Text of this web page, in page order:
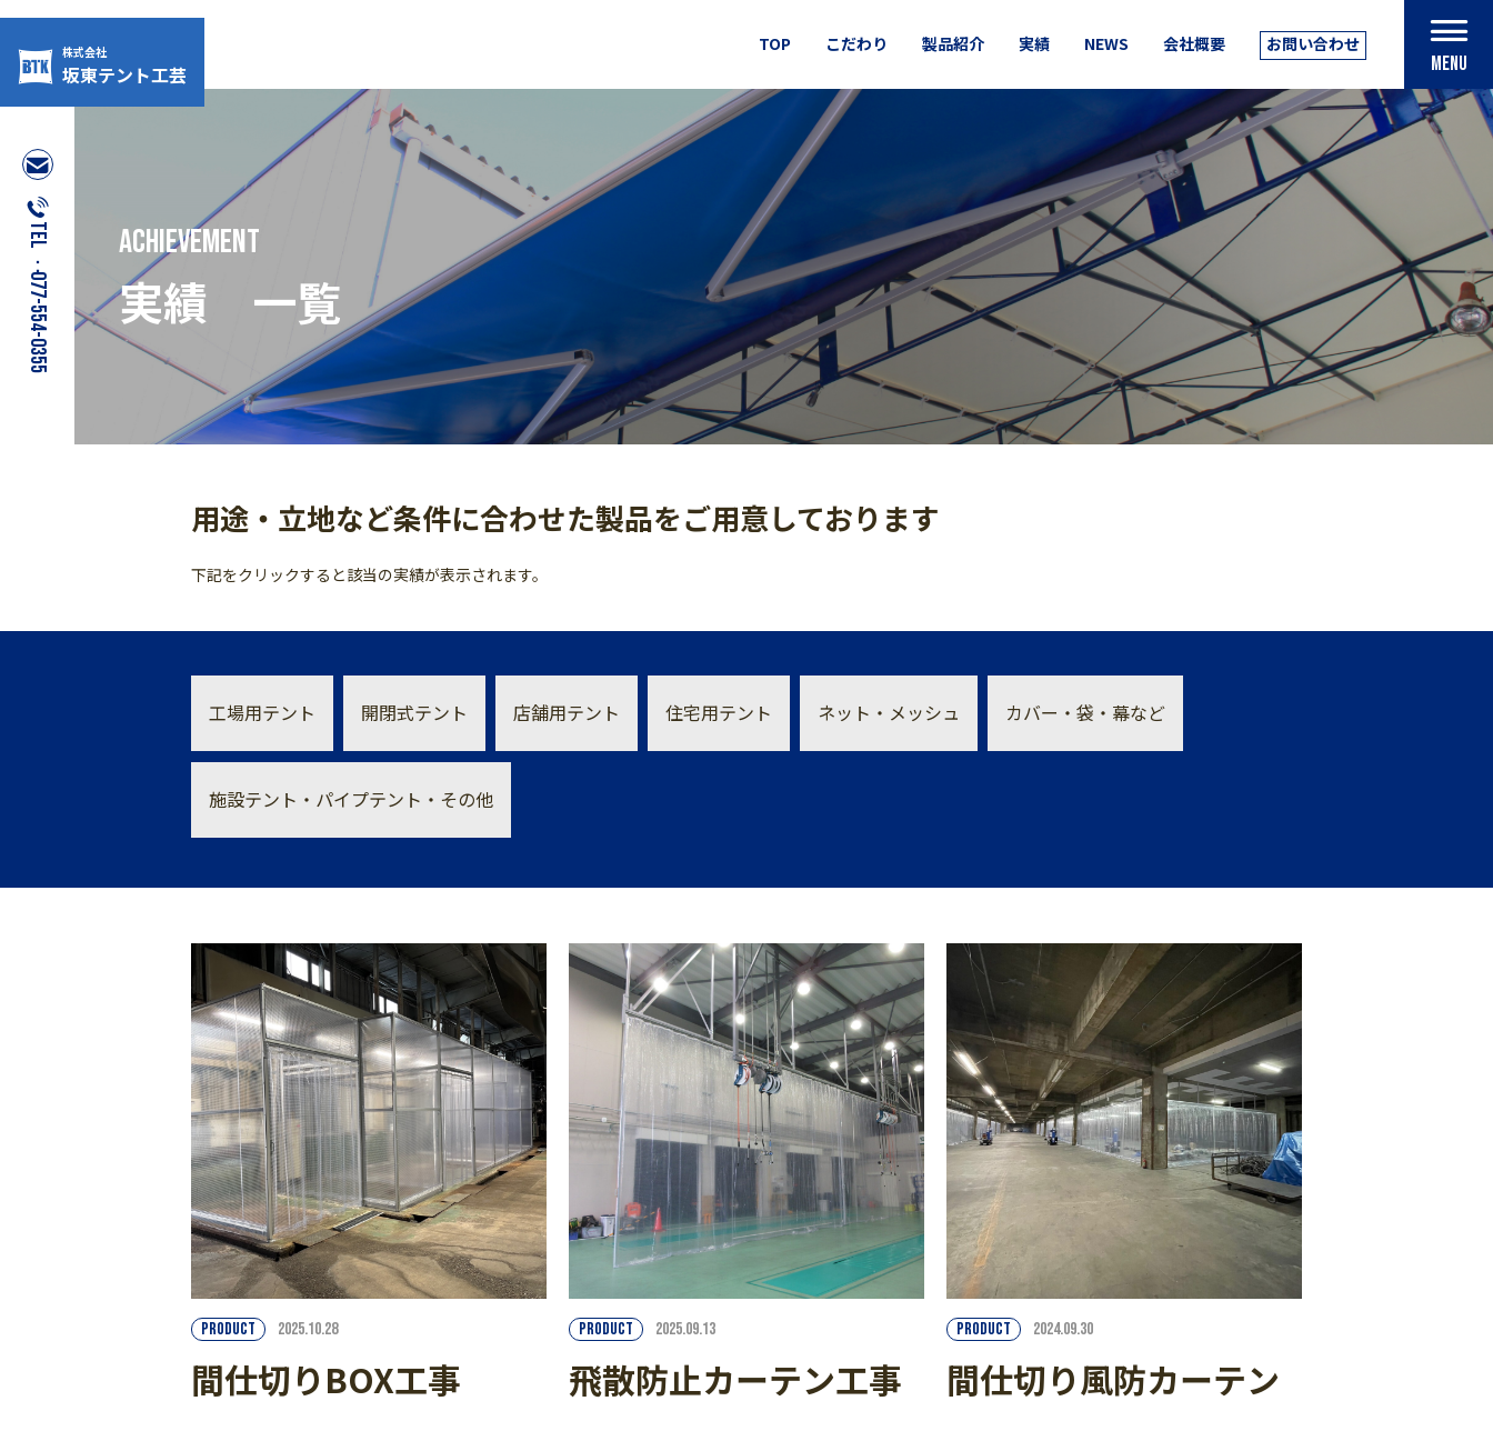
content
株式会社
坂東テント工芸
TOP こだわり 製品紹介 実績 NEWS 会社概要 お問い合わせ
MENU
achievement
実績 一覧
TEL：077-554-0355
用途・立地など条件に合わせた製品をご用意しております
下記をクリックすると該当の実績が表示されます。
工場用テント 開閉式テント 店舗用テント 住宅用テント ネット・メッシュ カバー・袋・幕など
施設テント・パイプテント・その他
PRODUCT 2025.10.28
間仕切りBOX工事
PRODUCT 2025.09.13
飛散防止カーテン工事
PRODUCT 2024.09.30
間仕切り風防カーテン